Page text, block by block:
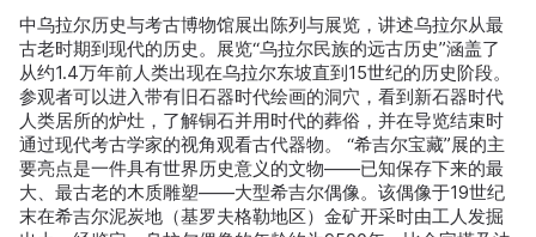
中乌拉尔历史与考古博物馆展出陈列与展览，讲述乌拉尔从最
古老时期到现代的历史。展览“乌拉尔民族的远古历史”涵盖了
从约1.4万年前人类出现在乌拉尔东坡直到15世纪的历史阶段。
参观者可以进入带有旧石器时代绘画的洞穴，看到新石器时代
人类居所的炉灶，了解铜石并用时代的葬俗，并在导览结束时
通过现代考古学家的视角观看古代器物。 “希吉尔宝藏”展的主
要亮点是一件具有世界历史意义的文物——已知保存下来的最
大、最古老的木质雕塑——大型希吉尔偶像。该偶像于19世纪
末在希吉尔泥炭地（基罗夫格勒地区）金矿开采时由工人发掘